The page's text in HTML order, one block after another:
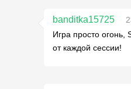
banditka15725
Игра просто
от каждой сессии!